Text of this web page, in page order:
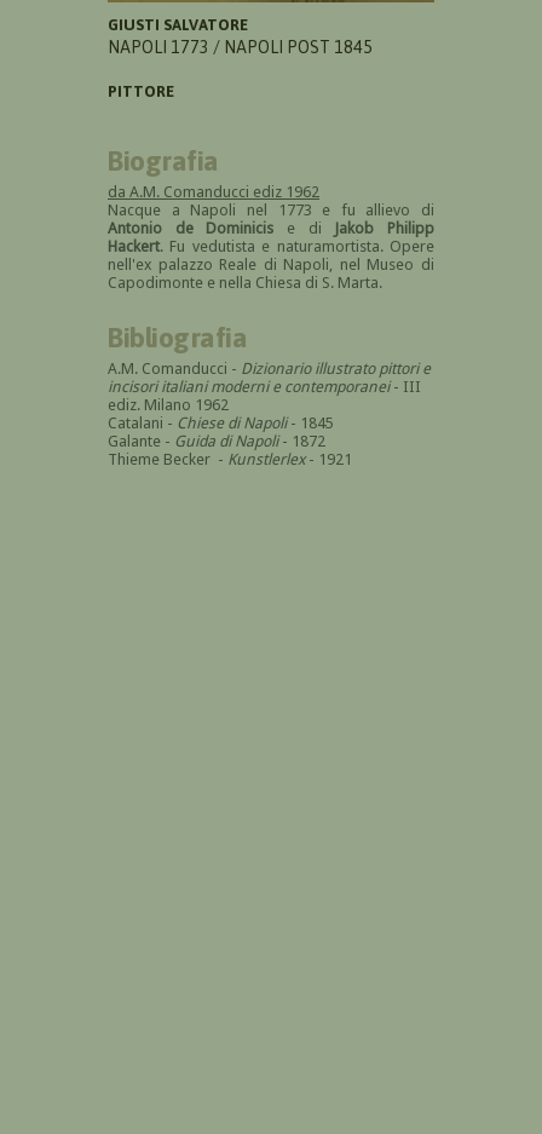
GIUSTI SALVATORE
NAPOLI 1773 / NAPOLI POST 1845
PITTORE
Biografia
da A.M. Comanducci ediz 1962
Nacque a Napoli nel 1773 e fu allievo di
Antonio de Dominicis e di
Jakob Philipp
Hackert. Fu vedutista e naturamortista. Opere
nell'ex palazzo Reale di Napoli, nel Museo di
Capodimonte e nella Chiesa di S. Marta.
Bibliografia
A.M. Comanducci - Dizionario illustrato pittori e
incisori italiani moderni e contemporanei- III
ediz. Milano 1962
Catalani - Chiese di Napoli- 1845
Galante - Guida di Napoli- 1872
Thieme Becker - Kunstlerlex- 1921